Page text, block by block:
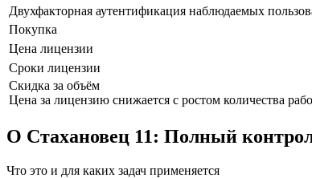
Двухфакторная аутентификация наблюдаемых
Покупка
Цена лицензии
Сроки лицензии
Скидка за объём
Цена за лицензию снижается с ростом количества
О Стахановец 11: Полный
Что это и для каких задач применяется